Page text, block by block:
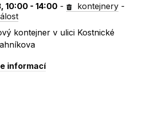
10:00 - 14:00 - kontejnery -
kontejner v ulici Kostnické
informací